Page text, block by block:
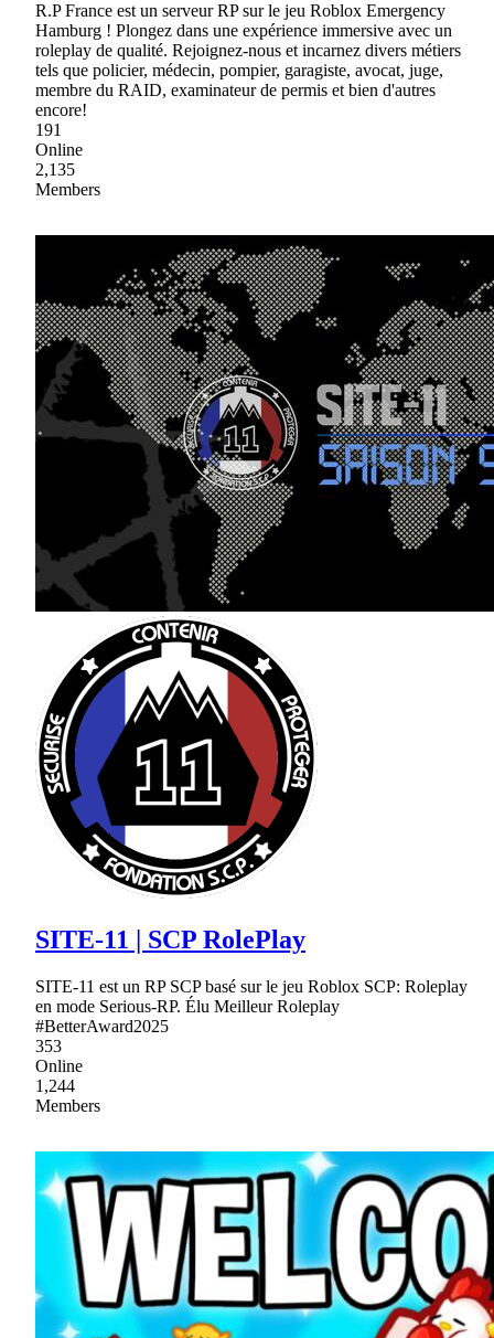
R.P France est un serveur RP sur le jeu Roblox Emergency
Hamburg ! Plongez dans une expérience immersive avec un
roleplay de qualité. Rejoignez-nous et incarnez divers métiers
tels que policier, médecin, pompier, garagiste, avocat, juge,
membre du RAID, examinateur de permis et bien d'autres
encore!
191
Online
2,135
Members
SITE-11 | SCP RolePlay
SITE-11 est un RP SCP basé sur le jeu Roblox SCP: Roleplay
en mode Serious-RP. Élu Meilleur Roleplay
#BetterAward2025
353
Online
1,244
Members